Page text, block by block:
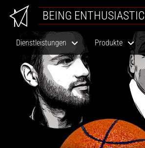
BEING ENTHUSIASTIC
Dienstleistungen Produkte